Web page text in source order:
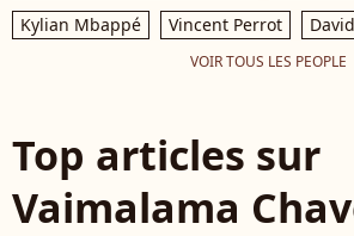
Kylian Mbappé
Vincent Perrot
VOIR TOUS LES PEOPLE
Top articles sur
Vaimalama